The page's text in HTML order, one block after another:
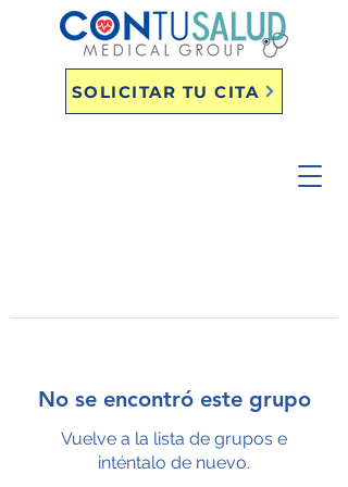
SOLICITAR TU CITA
No se encontró este grupo
Vuelve a la lista de grupos e
inténtalo de nuevo.